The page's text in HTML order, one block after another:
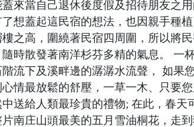
蓋來當自己退休後度假及招待朋友之
想蓋起這民宿的想法，也因親手種
樓之高，圍繞著民宿四周圍，所以將
隨時散發著南洋杉芬多精的氣息。 一
流下及溪畔邊的潺潺水流聲， 如果
情最放鬆的舒壓，一草一木、只要
中送給人類最珍貴的禮物; 在此，春
片南庄山頭最美的五月雪油桐花，走